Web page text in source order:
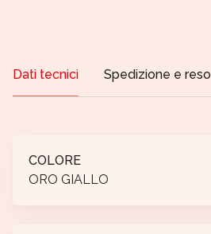
Dati tecnici Spedizione e reso
COLORE
ORO GIALLO